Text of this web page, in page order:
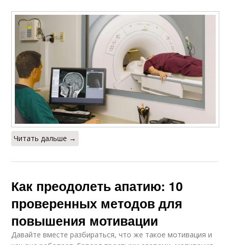
Читать дальше →
Как преодолеть апатию: 10
проверенных методов для
повышения мотивации
Давайте вместе разбираться, что же такое мотивация и